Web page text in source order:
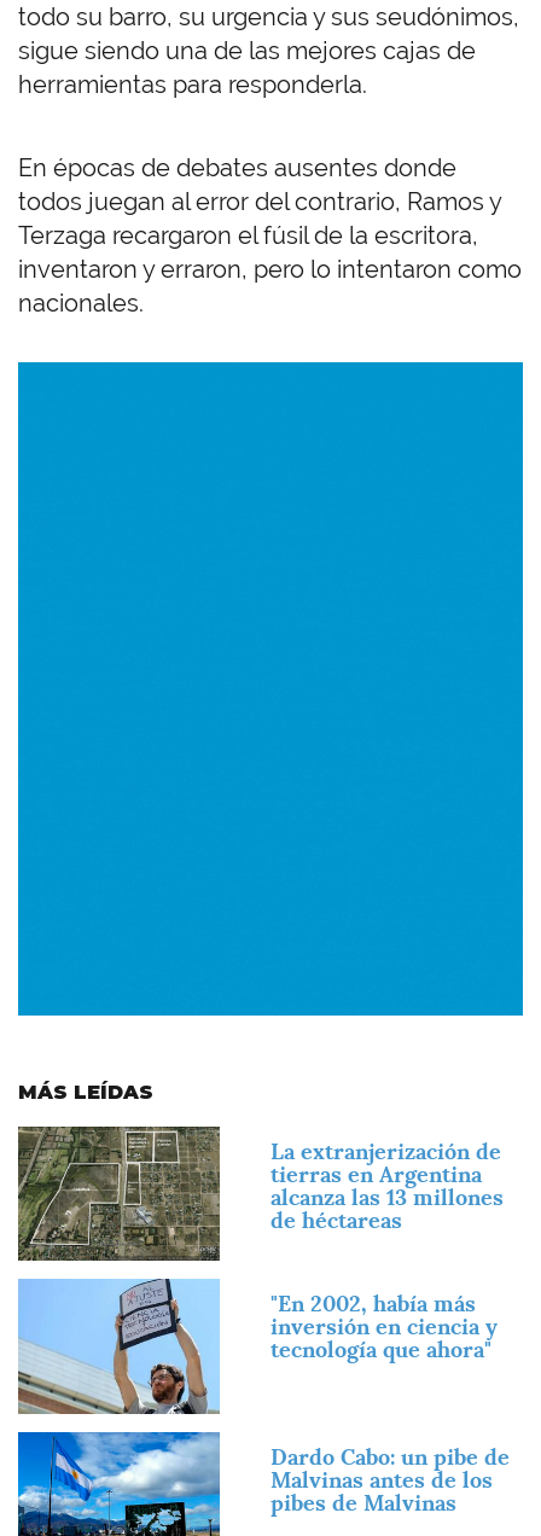
todo su barro, su urgencia y sus seudónimos,
sigue siendo una de las mejores cajas de
herramientas para responderla.
En épocas de debates ausentes donde
todos juegan al error del contrario, Ramos y
Terzaga recargaron el fúsil de la escritora,
inventaron y erraron, pero lo intentaron como
nacionales.
MÁS LEÍDAS
Imagen
La extranjerización de
tierras en Argentina
alcanza las 13 millones
de héctareas
"En 2002, había más
inversión en ciencia y
tecnología que ahora"
Imagen
Dardo Cabo: un pibe de
Malvinas antes de los
pibes de Malvinas